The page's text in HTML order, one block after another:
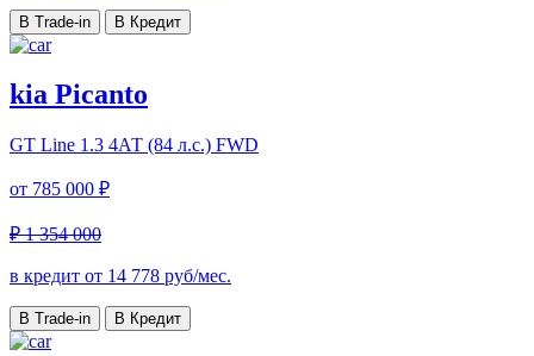
В Trade-in В Кредит
kia Picanto
GT Line 1.3 4АТ (84 л.с.) FWD
от 785 000 ₽
₽ 1 354 000
в кредит от 14 778 руб/мес.
В Trade-in В Кредит